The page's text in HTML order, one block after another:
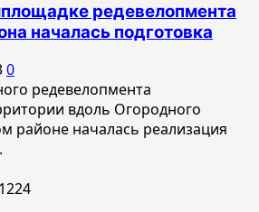
редевелопмента
началась подготовка
0
редевелопмента
вдоль Огородного
районе началась реализация